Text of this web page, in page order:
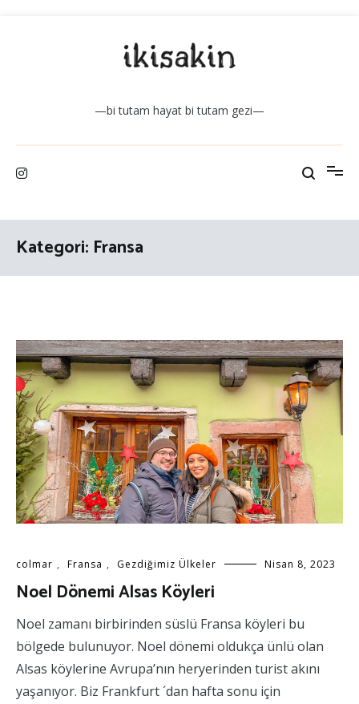
—bi tutam hayat bi tutam gezi—
Kategori: Fransa
colmar , Fransa , Gezdiğimiz Ülkeler Nisan 8, 2023
Noel Dönemi Alsas Köyleri
Noel zamanı birbirinden süslü Fransa köyleri bu
bölgede bulunuyor. Noel dönemi oldukça ünlü olan
Alsas köylerine Avrupa’nın heryerinden turist akını
yaşanıyor. Biz Frankfurt ´dan hafta sonu için